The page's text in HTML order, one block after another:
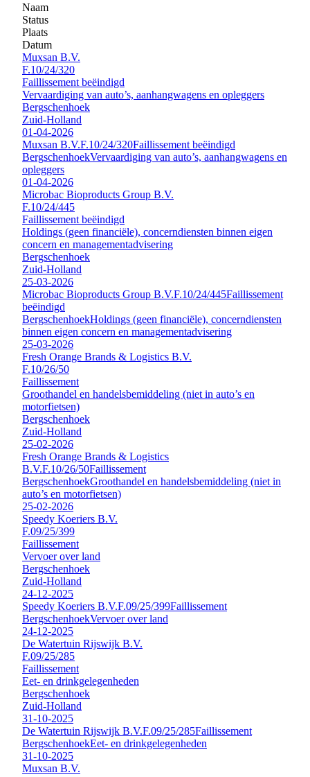
Naam
Status
Plaats
Datum
Muxsan B.V.
F.10/24/320
Faillissement beëindigd
Vervaardiging van auto’s, aanhangwagens en opleggers
Bergschenhoek
Zuid-Holland
01-04-2026
Muxsan B.V.F.10/24/320Faillissement beëindigd
BergschenhoekVervaardiging van auto’s, aanhangwagens en
opleggers
01-04-2026
Microbac Bioproducts Group B.V.
F.10/24/445
Faillissement beëindigd
Holdings (geen financiële), concerndiensten binnen eigen
concern en managementadvisering
Bergschenhoek
Zuid-Holland
25-03-2026
Microbac Bioproducts Group B.V.F.10/24/445Faillissement
beëindigd
BergschenhoekHoldings (geen financiële), concerndiensten
binnen eigen concern en managementadvisering
25-03-2026
Fresh Orange Brands & Logistics B.V.
F.10/26/50
Faillissement
Groothandel en handelsbemiddeling (niet in auto’s en
motorfietsen)
Bergschenhoek
Zuid-Holland
25-02-2026
Fresh Orange Brands & Logistics
B.V.F.10/26/50Faillissement
BergschenhoekGroothandel en handelsbemiddeling (niet in
auto’s en motorfietsen)
25-02-2026
Speedy Koeriers B.V.
F.09/25/399
Faillissement
Vervoer over land
Bergschenhoek
Zuid-Holland
24-12-2025
Speedy Koeriers B.V.F.09/25/399Faillissement
BergschenhoekVervoer over land
24-12-2025
De Watertuin Rijswijk B.V.
F.09/25/285
Faillissement
Eet- en drinkgelegenheden
Bergschenhoek
Zuid-Holland
31-10-2025
De Watertuin Rijswijk B.V.F.09/25/285Faillissement
BergschenhoekEet- en drinkgelegenheden
31-10-2025
Muxsan B.V.